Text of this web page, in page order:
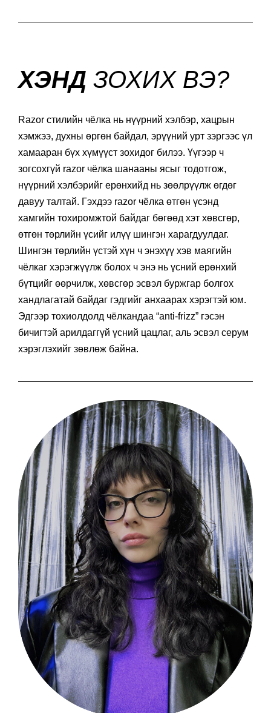
ХЭНД ЗОХИХ ВЭ?
Razor стилийн чёлка нь нүүрний хэлбэр, хацрын
хэмжээ, духны өргөн байдал, эрүүний урт зэргээс үл
хамааран бүх хүмүүст зохидог билээ. Үүгээр ч
зогсохгүй razor чёлка шанааны ясыг тодотгож,
нүүрний хэлбэрийг ерөнхийд нь зөөлрүүлж өгдөг
давуу талтай. Гэхдээ razor чёлка өтгөн үсэнд
хамгийн тохиромжтой байдаг бөгөөд хэт хөвсгөр,
өтгөн төрлийн үсийг илүү шингэн харагдуулдаг.
Шингэн төрлийн үстэй хүн ч энэхүү хэв маягийн
чёлкаг хэрэгжүүлж болох ч энэ нь үсний ерөнхий
бүтцийг өөрчилж, хөвсгөр эсвэл буржгар болгох
хандлагатай байдаг гэдгийг анхаарах хэрэгтэй юм.
Эдгээр тохиолдолд чёлкандаа “anti-frizz” гэсэн
бичигтэй арилдаггүй үсний цацлаг, аль эсвэл серум
хэрэглэхийг зөвлөж байна.